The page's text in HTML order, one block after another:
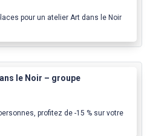
pour un atelier Art dans le Noir
le Noir – groupe
profitez de -15 % sur votre